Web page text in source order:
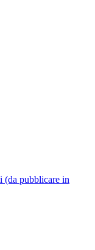
pubblicare in